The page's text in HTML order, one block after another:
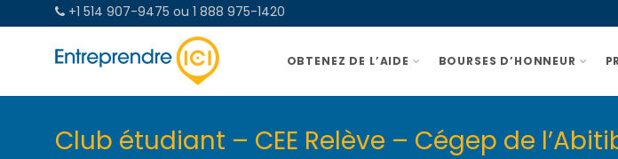
+1 514 907-9475 ou 1 888 975-1420
OBTENEZ DE L’AIDE BOURSES D’HONNEUR
Club étudiant – CEE Relève – Cégep de